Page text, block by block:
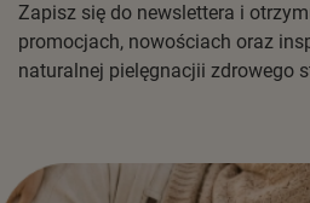
Zapisz się do newslettera i
promocjach, nowościach oraz
naturalnej pielęgnacjii zdrowego